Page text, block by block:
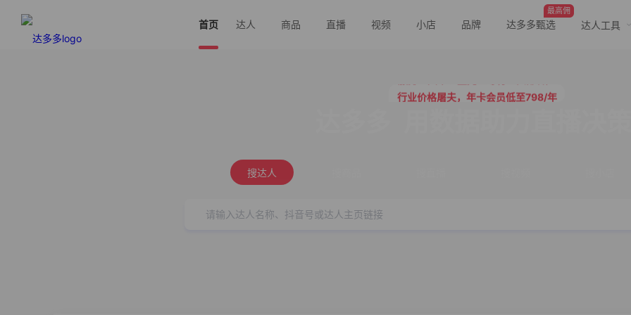
首页 达人 商品 直播 视频 小店 品牌
最高佣
达多多甄选 达人工具
行业价格屠夫，年卡会员低至798/年
搜达人